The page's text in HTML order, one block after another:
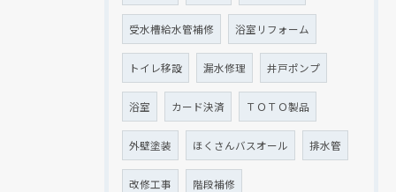
受水槽給水管補修 浴室リフォーム
トイレ移設 漏水修理 井戸ポンプ
浴室 カード決済 ＴＯＴＯ製品
外壁塗装 ほくさんバスオール 排水管
改修工事 階段補修